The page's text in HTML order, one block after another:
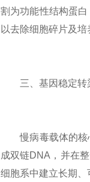
割为功能性结构蛋
以去除细胞碎片及
三、基因稳定转
慢病毒载体的核心
成双链DNA，并在
细胞系中建立长期